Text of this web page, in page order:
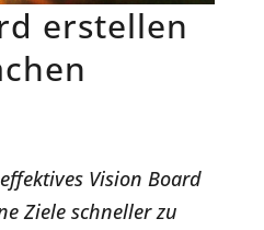
erstellen
Vision Board
Ziele schneller zu